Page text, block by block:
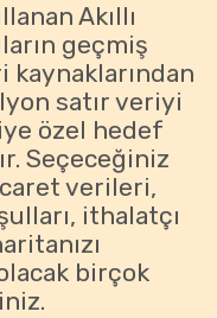
Akıllı
geçmiş
satır veriyi
özel hedef
Seçeceğiniz
verileri,
ithalatçı
birçok